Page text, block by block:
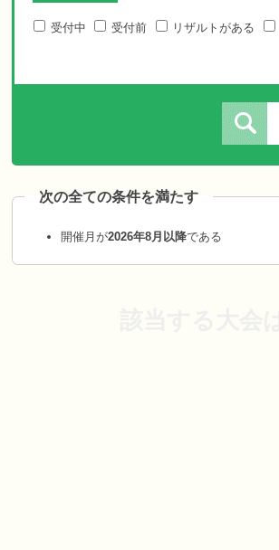
受付中 受付前 リザルトがある
次の全ての条件を満たす
開催月が2026年8月以降である